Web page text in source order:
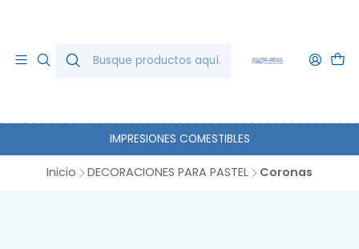
IMPRESIONES COMESTIBLES
Inicio DECORACIONES PARA PASTEL Coronas